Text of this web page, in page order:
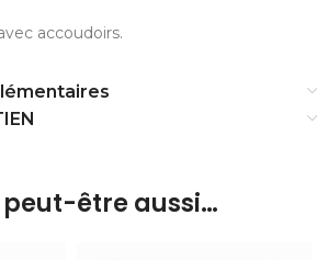
accoudoirs.
être aussi…